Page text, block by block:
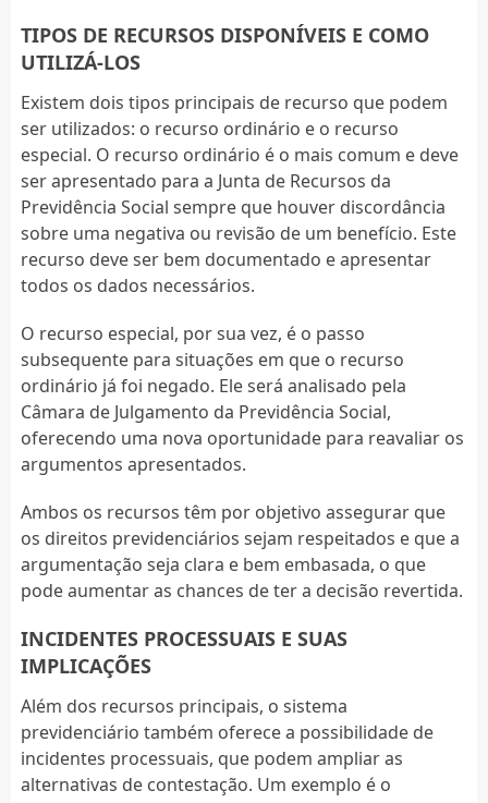
TIPOS DE RECURSOS DISPONÍVEIS E COMO
UTILIZÁ-LOS
Existem dois tipos principais de recurso que podem
ser utilizados: o recurso ordinário e o recurso
especial. O recurso ordinário é o mais comum e deve
ser apresentado para a Junta de Recursos da
Previdência Social sempre que houver discordância
sobre uma negativa ou revisão de um benefício. Este
recurso deve ser bem documentado e apresentar
todos os dados necessários.
O recurso especial, por sua vez, é o passo
subsequente para situações em que o recurso
ordinário já foi negado. Ele será analisado pela
Câmara de Julgamento da Previdência Social,
oferecendo uma nova oportunidade para reavaliar os
argumentos apresentados.
Ambos os recursos têm por objetivo assegurar que
os direitos previdenciários sejam respeitados e que a
argumentação seja clara e bem embasada, o que
pode aumentar as chances de ter a decisão revertida.
INCIDENTES PROCESSUAIS E SUAS
IMPLICAÇÕES
Além dos recursos principais, o sistema
previdenciário também oferece a possibilidade de
incidentes processuais, que podem ampliar as
alternativas de contestação. Um exemplo é o